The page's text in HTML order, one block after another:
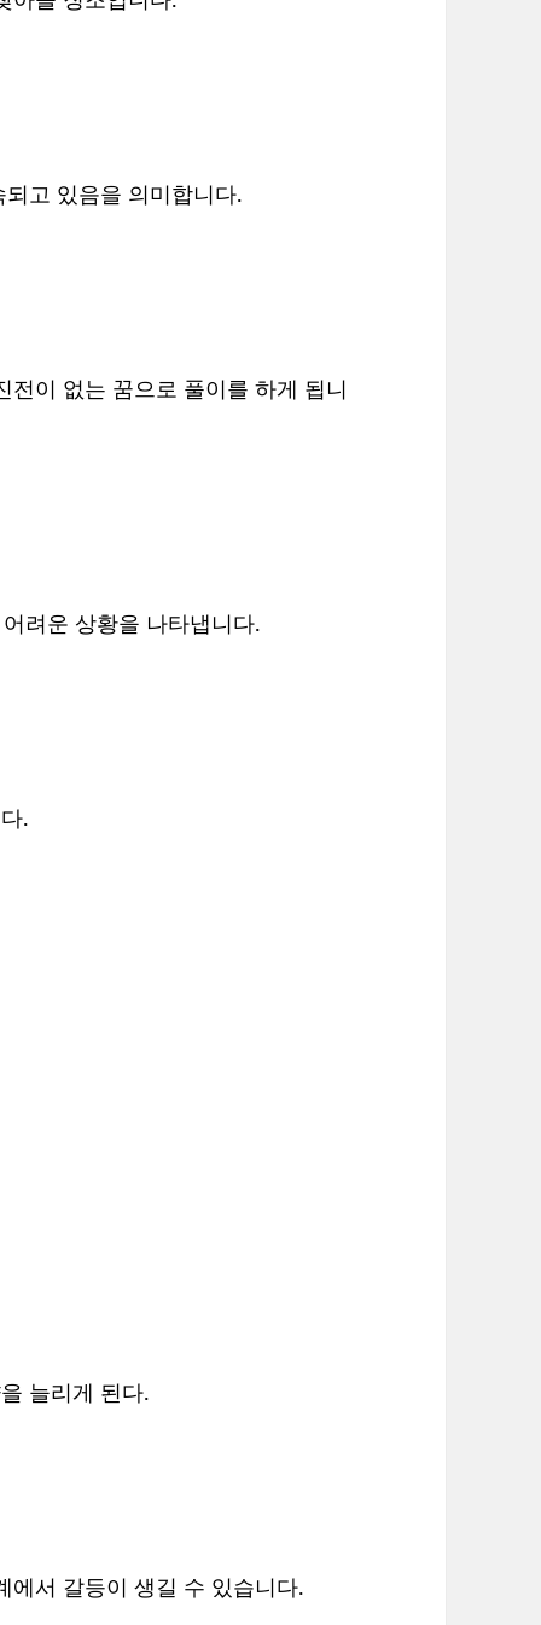
고 있음을 의미합니다.
이 없는 꿈으로 풀이를 하게 됩니
려운 상황을 나타냅니다.
.
늘리게 된다.
에서 갈등이 생길 수 있습니다.